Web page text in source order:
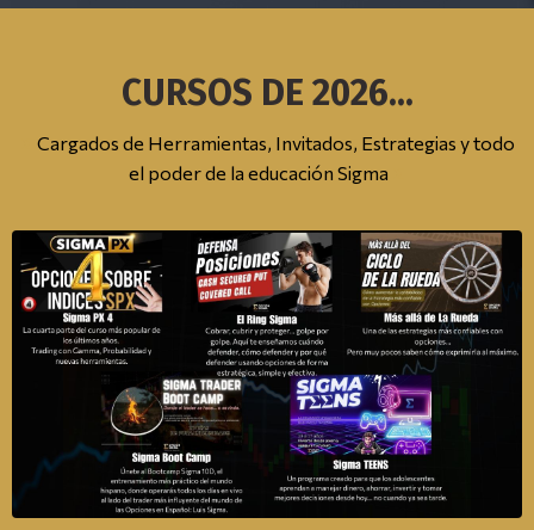
CURSOS DE 2026...
Cargados de Herramientas, Invitados, Estrategias y todo
el poder de la educación Sigma